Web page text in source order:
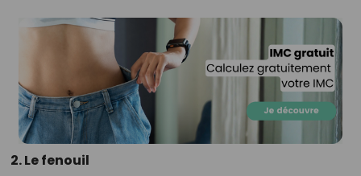
2. Le fenouil